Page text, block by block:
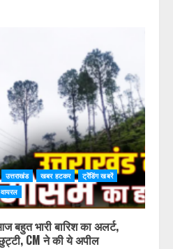
उत्तराखंड खबर हटकर
ट्रेंडिंग खबरें
बहुत भारी बारिश का अलर्ट,
CM ने की ये अपील